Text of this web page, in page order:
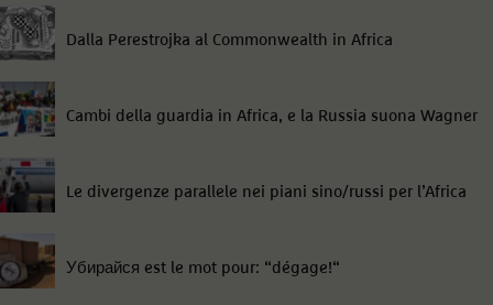
Dalla Perestrojka al Commonwealth in Africa
Cambi della guardia in Africa, e la Russia suona Wagner
Le divergenze parallele nei piani sino/russi per l’Africa
Убирайся est le mot pour: “dégage!“